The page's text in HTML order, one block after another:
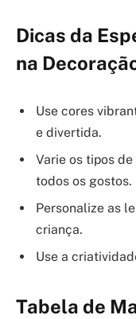
Dicas da
na
Use cores
e divertida.
Varie os tipos
todos os gostos.
Personalize as
criança.
Use a
Tabela de